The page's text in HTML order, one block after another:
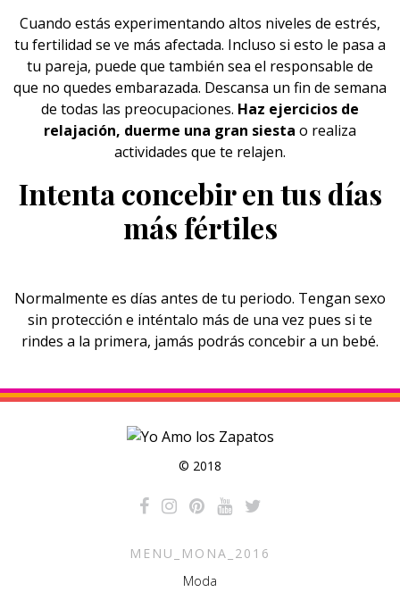
Cuando estás experimentando altos niveles de estrés,
tu fertilidad se ve más afectada. Incluso si esto le pasa a
tu pareja, puede que también sea el responsable de
que no quedes embarazada. Descansa un fin de semana
de todas las preocupaciones. Haz ejercicios de
relajación, duerme una gran siesta o realiza
actividades que te relajen.
Intenta concebir en tus días
más fértiles
Normalmente es días antes de tu periodo. Tengan sexo
sin protección e inténtalo más de una vez pues si te
rindes a la primera, jamás podrás concebir a un bebé.
© 2018
MENU_MONA_2016
Moda